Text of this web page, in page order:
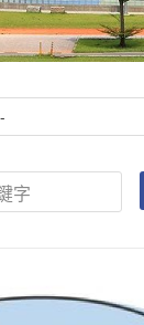
程資訊)
生專區)